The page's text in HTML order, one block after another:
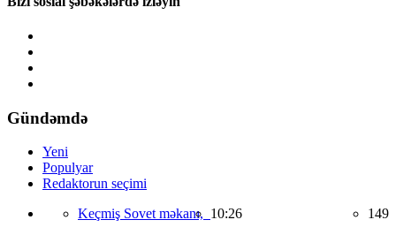
Gündəmdə
Yeni
Populyar
Redaktorun seçimi
Keçmiş Sovet məkanı, 10:26 149